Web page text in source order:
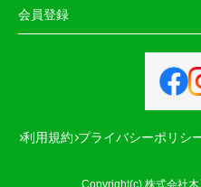
会員登録
利用規約 プライバシーポリシ